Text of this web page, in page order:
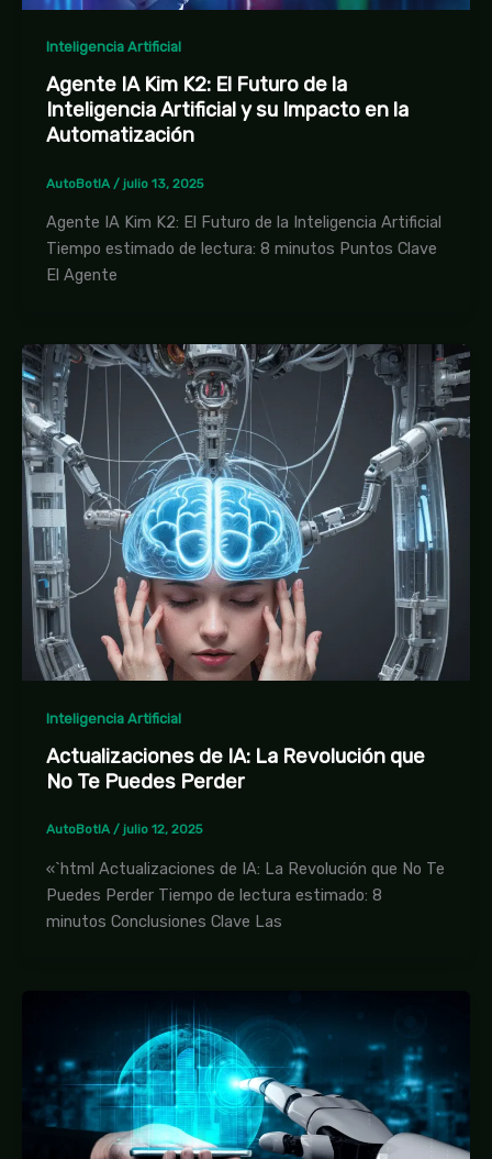
Inteligencia Artificial
Agente IA Kim K2: El Futuro de la
Inteligencia Artificial y su Impacto en la
Automatización
AutoBotIA / julio 13, 2025
Agente IA Kim K2: El Futuro de la Inteligencia Artificial
Tiempo estimado de lectura: 8 minutos Puntos Clave
El Agente
Inteligencia Artificial
Actualizaciones de IA: La Revolución que
No Te Puedes Perder
AutoBotIA / julio 12, 2025
«`html Actualizaciones de IA: La Revolución que No Te
Puedes Perder Tiempo de lectura estimado: 8
minutos Conclusiones Clave Las